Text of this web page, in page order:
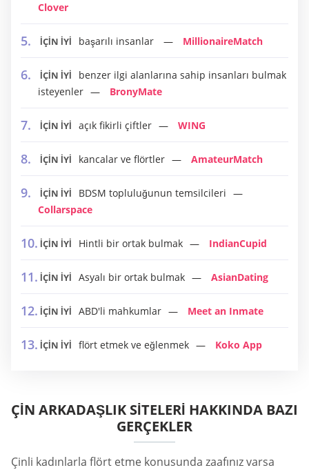
Clover
İÇİN İYİ başarılı insanlar MillionaireMatch
İÇİN İYİ
benzer ilgi alanlarına sahip insanları bulmak
isteyenler
BronyMate
İÇİN İYİ açık fikirli çiftler WING
İÇİN İYİ kancalar ve flörtler AmateurMatch
İÇİN İYİ
BDSM topluluğunun temsilcileri
Collarspace
İÇİN İYİ Hintli bir ortak bulmak IndianCupid
İÇİN İYİ Asyalı bir ortak bulmak AsianDating
İÇİN İYİ ABD'li mahkumlar Meet an Inmate
İÇİN İYİ flört etmek ve eğlenmek Koko App
ÇIN ARKADAŞLIK SITELERI HAKKINDA BAZI
GERÇEKLER
Çinli kadınlarla flört etme konusunda zaafınız varsa